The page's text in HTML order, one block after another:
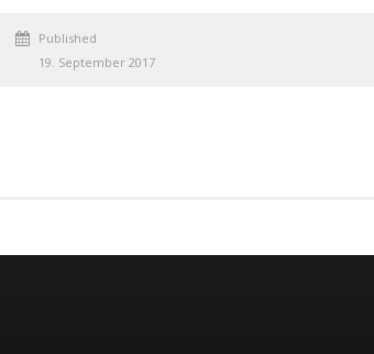
Published
19. September 2017